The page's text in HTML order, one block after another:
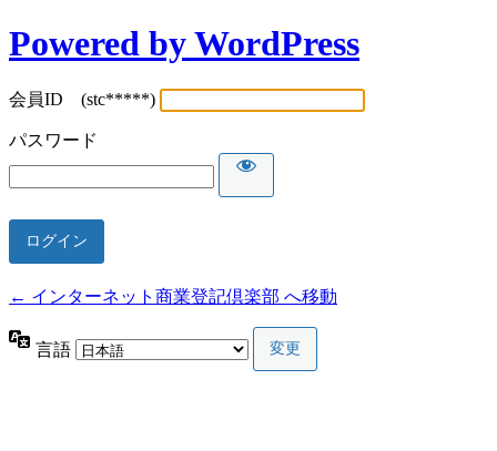
Powered by WordPress
会員ID (stc*****)
パスワード
← インターネット商業登記倶楽部 へ移動
言語